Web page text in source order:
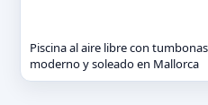
Piscina al aire libre con
moderno y soleado en Mallorca